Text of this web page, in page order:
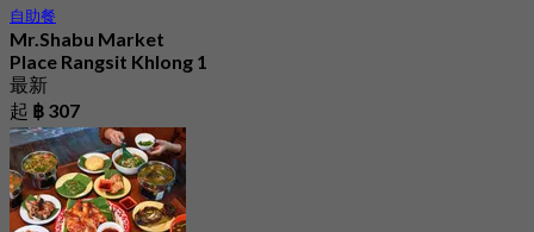
自助餐
Mr.Shabu Market
Place Rangsit Khlong 1
最新
起 ฿ 307